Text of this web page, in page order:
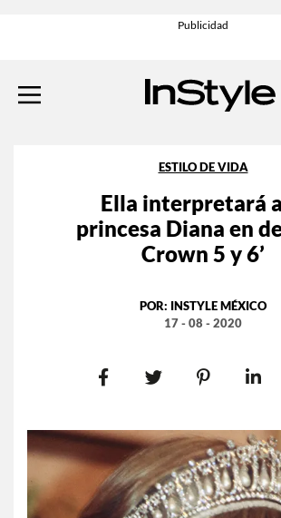
ESTILO DE VIDA
Ella interpretará
princesa Diana en
Crown 5 y 6’
POR: INSTYLE MÉXICO
17 - 08 - 2020